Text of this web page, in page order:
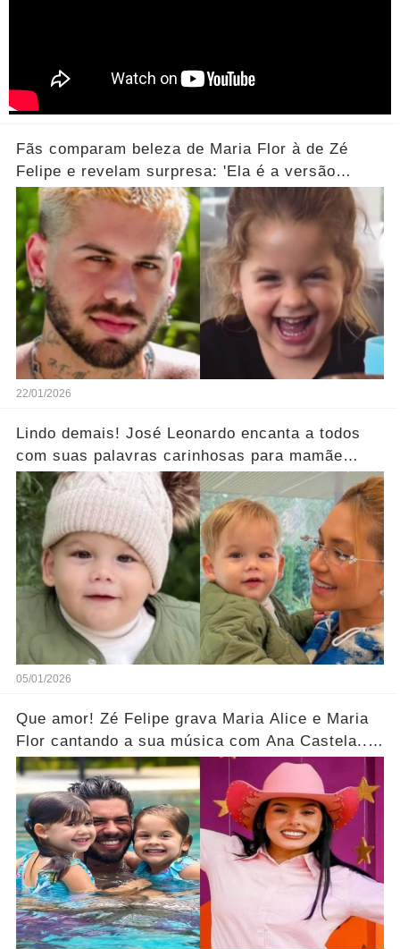
Fãs comparam beleza de Maria Flor à de Zé
Felipe e revelam surpresa: 'Ela é a versão
feminina!'... Ver mais
22/01/2026
Lindo demais! José Leonardo encanta a todos
com suas palavras carinhosas para mamãe
Virgínia.... Ver mais
05/01/2026
Que amor! Zé Felipe grava Maria Alice e Maria
Flor cantando a sua música com Ana Castela....
Ver mais